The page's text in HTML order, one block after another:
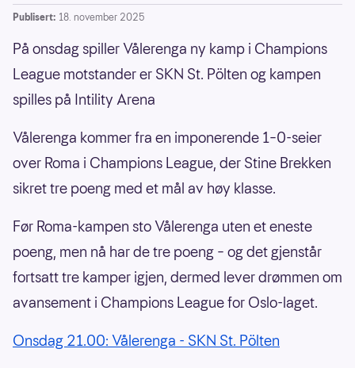
Publisert: 18. november 2025
På onsdag spiller Vålerenga ny kamp i Champions
League motstander er SKN St. Pölten og kampen
spilles på Intility Arena
Vålerenga kommer fra en imponerende 1–0-seier
over Roma i Champions League, der Stine Brekken
sikret tre poeng med et mål av høy klasse.
Før Roma-kampen sto Vålerenga uten et eneste
poeng, men nå har de tre poeng – og det gjenstår
fortsatt tre kamper igjen, dermed lever drømmen om
avansement i Champions League for Oslo-laget.
Onsdag 21.00: Vålerenga - SKN St. Pölten